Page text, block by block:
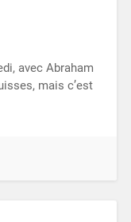
avec Abraham
mais c’est